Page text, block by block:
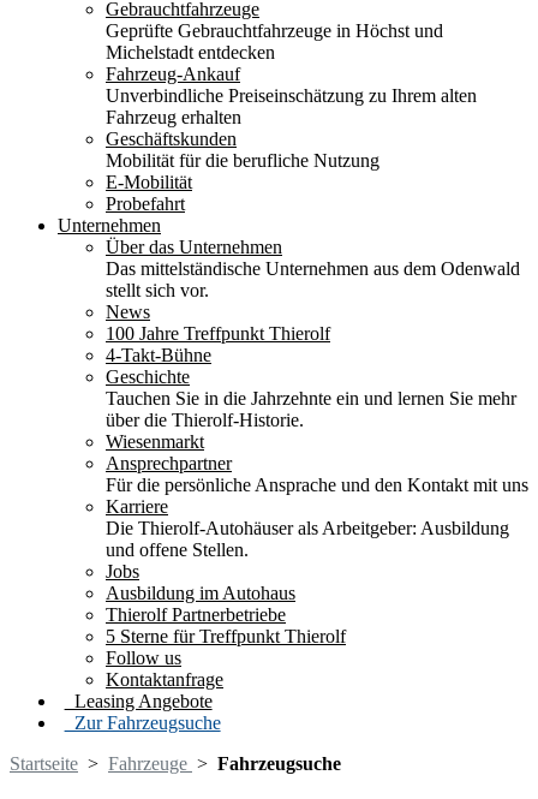
Gebrauchtfahrzeuge
Geprüfte Gebrauchtfahrzeuge in Höchst und
Michelstadt entdecken
Fahrzeug-Ankauf
Unverbindliche Preiseinschätzung zu Ihrem alten
Fahrzeug erhalten
Geschäftskunden
Mobilität für die berufliche Nutzung
E-Mobilität
Probefahrt
Unternehmen
Über das Unternehmen
Das mittelständische Unternehmen aus dem Odenwald
stellt sich vor.
News
100 Jahre Treffpunkt Thierolf
4-Takt-Bühne
Geschichte
Tauchen Sie in die Jahrzehnte ein und lernen Sie mehr
über die Thierolf-Historie.
Wiesenmarkt
Ansprechpartner
Für die persönliche Ansprache und den Kontakt mit uns
Karriere
Die Thierolf-Autohäuser als Arbeitgeber: Ausbildung
und offene Stellen.
Jobs
Ausbildung im Autohaus
Thierolf Partnerbetriebe
5 Sterne für Treffpunkt Thierolf
Follow us
Kontaktanfrage
Leasing Angebote
Zur Fahrzeugsuche
Startseite > Fahrzeuge > Fahrzeugsuche